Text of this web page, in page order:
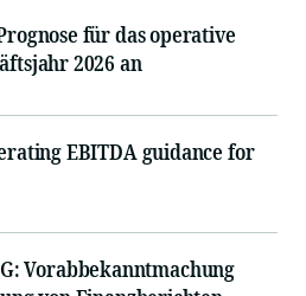
für das operative
2026 an
EBITDA guidance for
Vorabbekanntmachung